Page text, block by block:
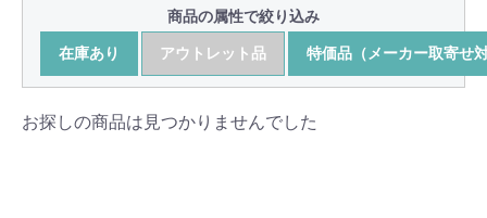
商品の属性で絞り込み
在庫あり アウトレット品 特価品（メーカー取寄せ
お探しの商品は見つかりませんでした